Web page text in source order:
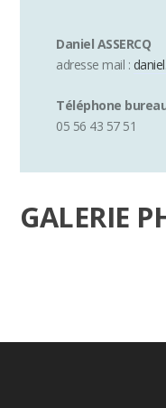
Daniel ASSERCQ
adresse mail :
Téléphone
05 56 43 57 51
GALERIE